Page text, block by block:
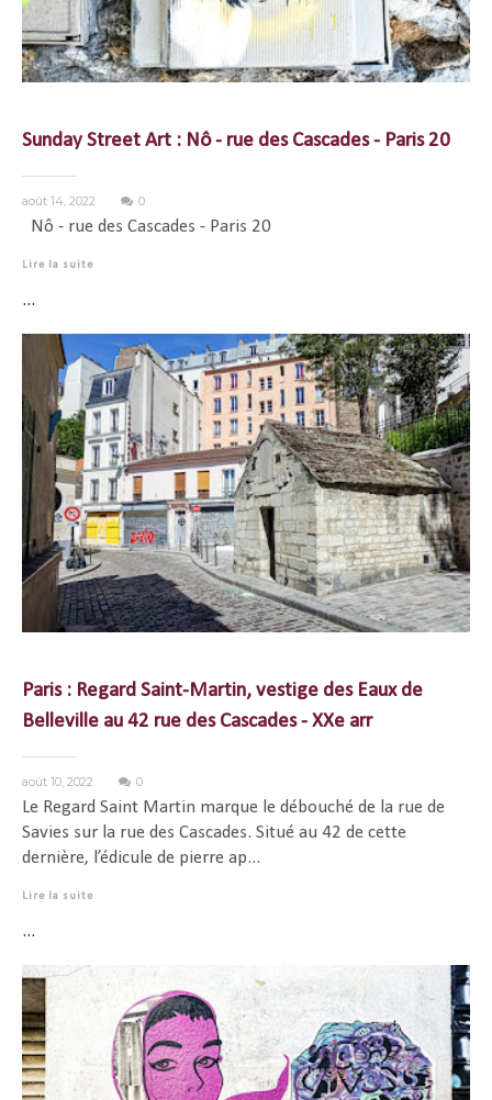
Sunday Street Art : Nô - rue des Cascades - Paris 20
août 14, 2022 0
Nô - rue des Cascades - Paris 20
Lire la suite
...
Paris : Regard Saint-Martin, vestige des Eaux de
Belleville au 42 rue des Cascades - XXe arr
août 10, 2022 0
Le Regard Saint Martin marque le débouché de la rue de
Savies sur la rue des Cascades. Situé au 42 de cette
dernière, l’édicule de pierre ap...
Lire la suite
...